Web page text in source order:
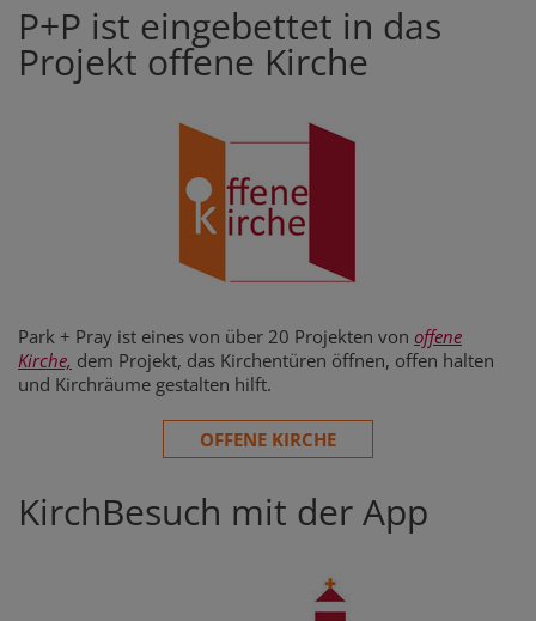
P+P ist eingebettet in das
Projekt offene Kirche
Park + Pray ist eines von über 20 Projekten von offene
Kirche, dem Projekt, das Kirchentüren öffnen, offen halten
und Kirchräume gestalten hilft.
OFFENE KIRCHE
KirchBesuch mit der App